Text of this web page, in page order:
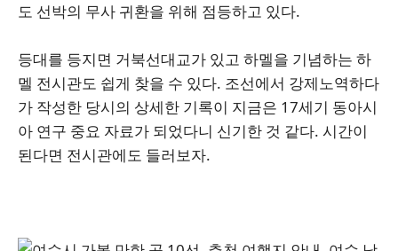
도 선박의 무사 귀환을 위해 점등하고 있다.
등대를 등지면 거북선대교가 있고 하멜을 기념하는 하
멜 전시관도 쉽게 찾을 수 있다. 조선에서 강제노역하다
가 작성한 당시의 상세한 기록이 지금은 17세기 동아시
아 연구 중요 자료가 되었다니 신기한 것 같다. 시간이
된다면 전시관에도 들러보자.